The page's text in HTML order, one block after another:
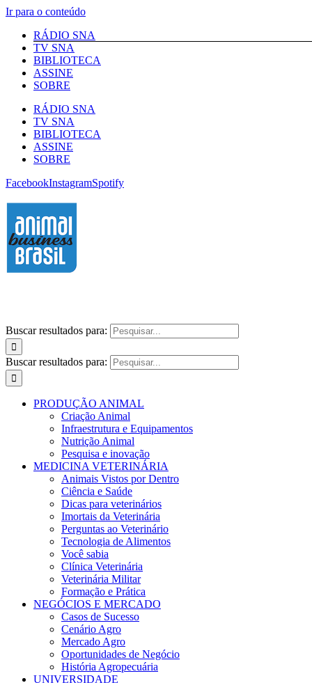
Ir para o conteúdo
RÁDIO SNA
TV SNA
BIBLIOTECA
ASSINE
SOBRE
RÁDIO SNA
TV SNA
BIBLIOTECA
ASSINE
SOBRE
FacebookInstagramSpotify
Buscar resultados para:
Buscar resultados para:
PRODUÇÃO ANIMAL
Criação Animal
Infraestrutura e Equipamentos
Nutrição Animal
Pesquisa e inovação
MEDICINA VETERINÁRIA
Animais Vistos por Dentro
Ciência e Saúde
Dicas para veterinários
Imortais da Veterinária
Perguntas ao Veterinário
Tecnologia de Alimentos
Você sabia
Clínica Veterinária
Veterinária Militar
Formação e Prática
NEGÓCIOS E MERCADO
Casos de Sucesso
Cenário Agro
Mercado Agro
Oportunidades de Negócio
História Agropecuária
UNIVERSIDADE